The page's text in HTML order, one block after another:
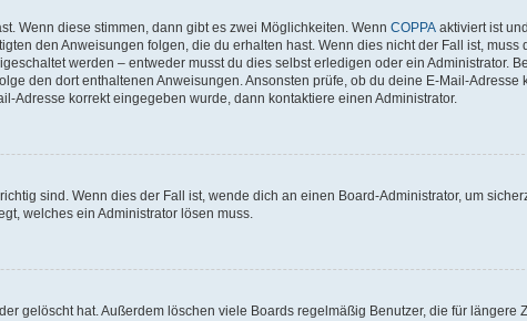
Wenn diese stimmen, dann gibt es zwei Möglichkeiten. Wenn COPPA aktiviert ist
den Anweisungen folgen, die du erhalten hast. Wenn dies nicht der Fall ist, muss
werden – entweder musst du dies selbst erledigen oder ein Administrator.
den dort enthaltenen Anweisungen. Ansonsten prüfe, ob du deine E-Mail-Adresse
Adresse korrekt eingegeben wurde, dann kontaktiere einen Administrator.
sind. Wenn dies der Fall ist, wende dich an einen Board-Administrator, um
welches ein Administrator lösen muss.
gelöscht hat. Außerdem löschen viele Boards regelmäßig Benutzer, die für längere